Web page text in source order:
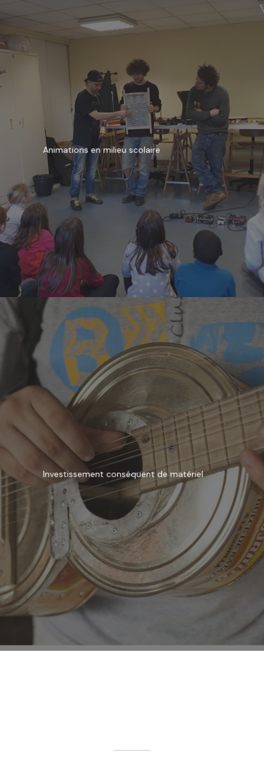
Animations en milieu scolaire
Investissement conséquent de matériel